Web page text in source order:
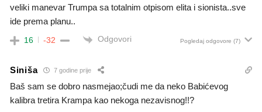
veliki manevar Trumpa sa totalnim otpisom elita i sionista..sve
ide prema planu..
16 -32 Odgovori Pogledaj odgovore (7)
Siniša 7 godine prije
Baš sam se dobro nasmejao;čudi me da neko Babićevog
kalibra tretira Krampa kao nekoga nezavisnog!!?